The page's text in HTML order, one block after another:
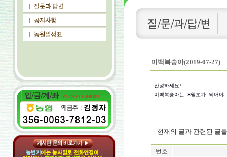
미백복숭아(2019-07-27)
안녕하세요!
미백복숭아는 8월초가 되어야
현재의 글과 관련된 글
번호